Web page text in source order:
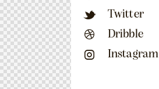
Twitter
Dribble
Instagram